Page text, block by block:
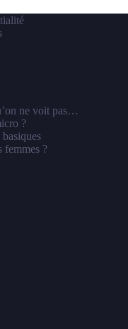
ne voit pas…
?
femmes ?